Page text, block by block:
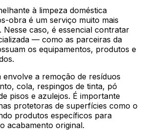
à limpeza doméstica
obra é um serviço muito mais
Nesse caso, é essencial contratar
— como as parceiras da
os equipamentos, produtos e
a remoção de resíduos
cola, respingos de tinta, pó
pisos e azulejos. É importante
protetoras de superfícies como o
produtos específicos para
acabamento original.